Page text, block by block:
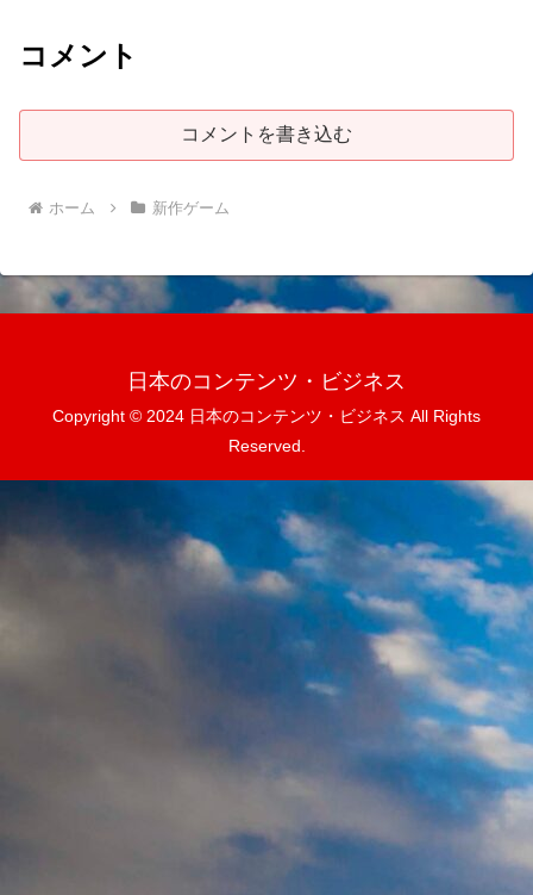
コメント
コメントを書き込む
ホーム 新作ゲーム
日本のコンテンツ・ビジネス
Copyright © 2024 日本のコンテンツ・ビジネス All Rights
Reserved.